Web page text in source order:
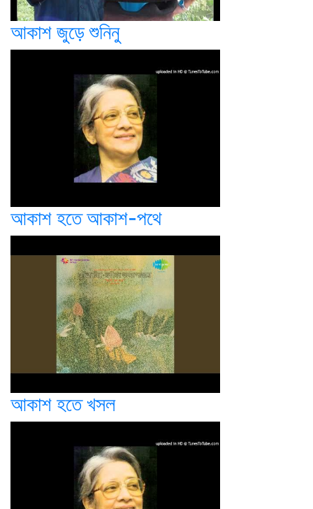
আকাশ জুড়ে শুনিনু
আকাশ হতে আকাশ-পথে
আকাশ হতে খসল